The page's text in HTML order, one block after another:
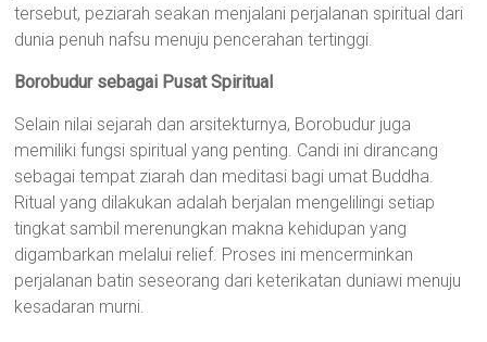
tersebut, peziarah seakan menjalani perjalanan spiritual dari
dunia penuh nafsu menuju pencerahan tertinggi.
Borobudur sebagai Pusat Spiritual
Selain nilai sejarah dan arsitekturnya, Borobudur juga
memiliki fungsi spiritual yang penting. Candi ini dirancang
sebagai tempat ziarah dan meditasi bagi umat Buddha.
Ritual yang dilakukan adalah berjalan mengelilingi setiap
tingkat sambil merenungkan makna kehidupan yang
digambarkan melalui relief. Proses ini mencerminkan
perjalanan batin seseorang dari keterikatan duniawi menuju
kesadaran murni.